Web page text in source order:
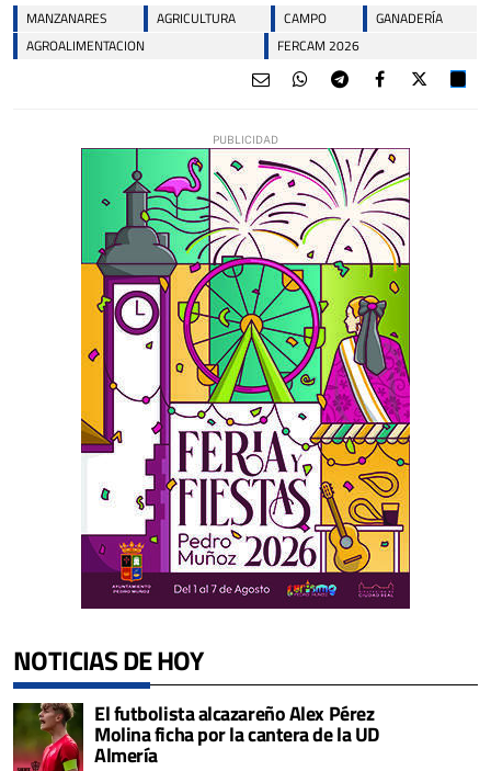
MANZANARES AGRICULTURA CAMPO
GANADERÍA
AGROALIMENTACION
FERCAM 2026
NOTICIAS DE HOY
El futbolista alcazareño Alex Pérez
Molina ficha por la cantera de la UD
Almería